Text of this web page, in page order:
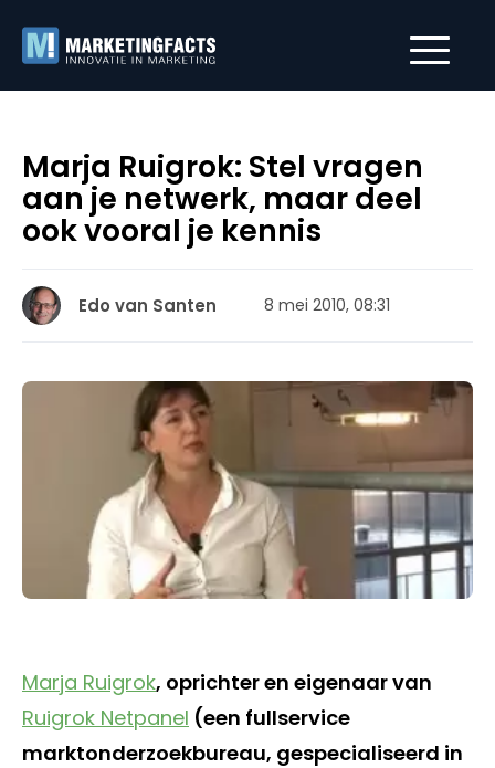
Marja Ruigrok: Stel vragen
aan je netwerk, maar deel
ook vooral je kennis
Edo van Santen 8 mei 2010, 08:31
Marja Ruigrok, oprichter en eigenaar van
Ruigrok Netpanel (een fullservice
marktonderzoekbureau, gespecialiseerd in